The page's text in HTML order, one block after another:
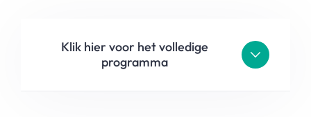
Klik hier voor het volledige
programma